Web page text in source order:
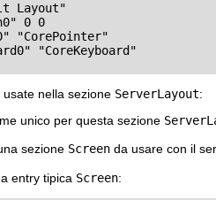
Layout"
0 0
"CorePointer"
"CoreKeyboard"
nella sezione ServerLayout:
unico per questa sezione
sezione Screen da usare con il
entry tipica Screen: